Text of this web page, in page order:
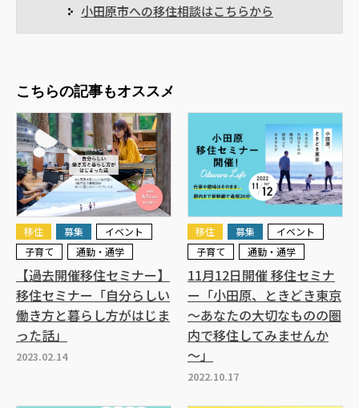
小田原市への移住相談はこちらから
こちらの記事もオススメ
2023.02.14
移住 募集
イベント
子育て
通勤・通学
【過去開催移住セミナー】
移住セミナー「自分らしい
働き方と暮らし方がはじま
った話」
2022.10.17
移住 募集
イベント
子育て
通勤・通学
11月12日開催 移住セミナ
ー「小田原、ときどき東京
～あなたの大切なものの圏
内で移住してみませんか
～」